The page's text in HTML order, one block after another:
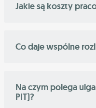
Jakie są koszty
Co daje wspólne
Na czym polega
PIT)?